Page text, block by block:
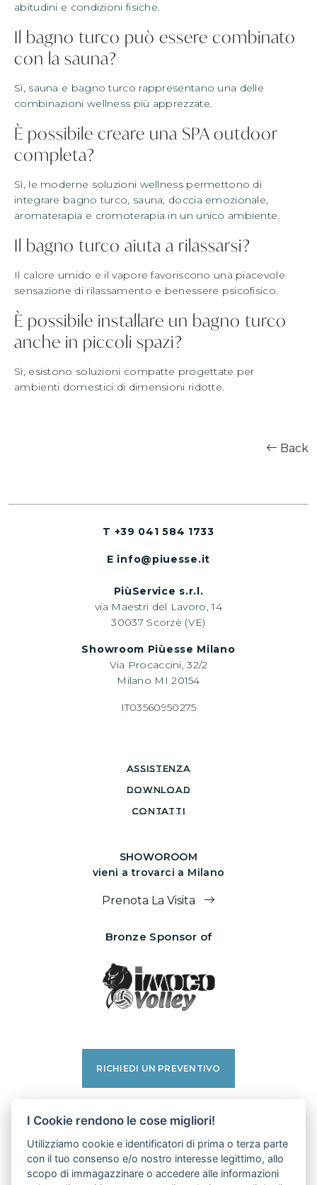
abitudini e condizioni fisiche.
Il bagno turco può essere combinato
con la sauna?
Sì, sauna e bagno turco rappresentano una delle
combinazioni wellness più apprezzate.
È possibile creare una SPA outdoor
completa?
Sì, le moderne soluzioni wellness permettono di
integrare bagno turco, sauna, doccia emozionale,
aromaterapia e cromoterapia in un unico ambiente.
Il bagno turco aiuta a rilassarsi?
Il calore umido e il vapore favoriscono una piacevole
sensazione di rilassamento e benessere psicofisico.
È possibile installare un bagno turco
anche in piccoli spazi?
Sì, esistono soluzioni compatte progettate per
ambienti domestici di dimensioni ridotte.
Back
T +39 041 584 1733
E info@piuesse.it
PiùService s.r.l.
via Maestri del Lavoro, 14
30037 Scorzè (VE)
Showroom Piùesse Milano
Via Procaccini, 32/2
Milano MI 20154
IT03560950275
assistenza
download
CONTATTI
SHOWOROOM
vieni a trovarci a Milano
Prenota La Visita
Bronze Sponsor of
RICHIEDI UN PREVENTIVO
instagram
linkedin
pinterest
I Cookie rendono le cose migliori!
Utilizziamo cookie e identificatori di prima o terza parte
con il tuo consenso e/o nostro interesse legittimo, allo
scopo di immagazzinare o accedere alle informazioni